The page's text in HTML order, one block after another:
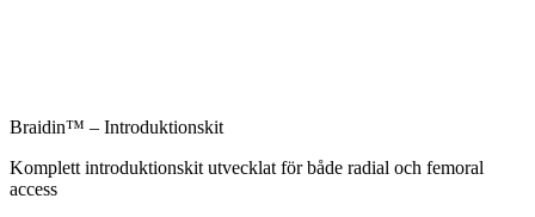
Braidin™ – Introduktionskit
Komplett introduktionskit utvecklat för både radial och femoral
access